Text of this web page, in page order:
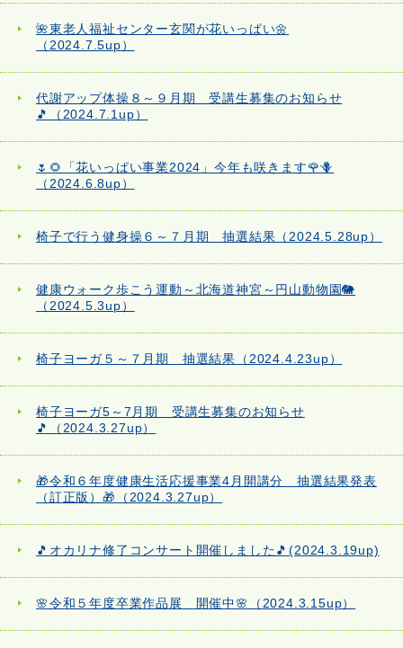
🌺東老人福祉センター玄関が花いっぱい🌼
（2024.7.5up）
代謝アップ体操８～９月期 受講生募集のお知らせ
🎵（2024.7.1up）
🌷🌻「花いっぱい事業2024」今年も咲きます🌹🪻
（2024.6.8up）
椅子で行う健身操６～７月期 抽選結果（2024.5.28up）
健康ウォーク歩こう運動～北海道神宮～円山動物園🐘
（2024.5.3up）
椅子ヨーガ５～７月期 抽選結果（2024.4.23up）
椅子ヨーガ5～7月期 受講生募集のお知らせ
🎵（2024.3.27up）
🎁令和６年度健康生活応援事業4月開講分 抽選結果発表
（訂正版）🎁（2024.3.27up）
🎵オカリナ修了コンサート開催しました🎵(2024.3.19up)
🌸令和５年度卒業作品展 開催中🌸（2024.3.15up）